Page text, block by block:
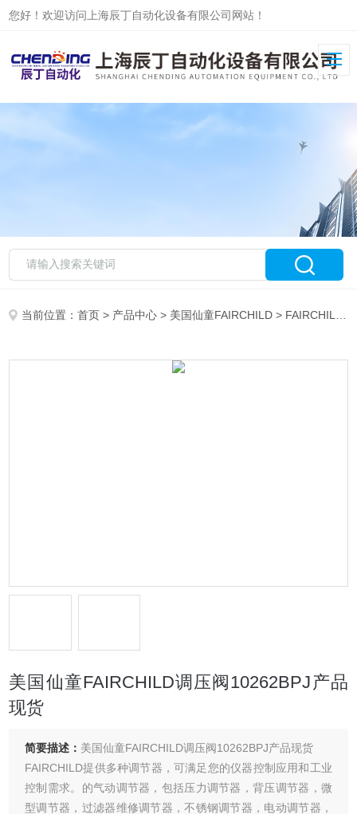
您好！欢迎访问上海辰丁自动化设备有限公司网站！
当前位置：首页 > 产品中心 > 美国仙童FAIRCHILD > FAIRCHILD调压阀
美国仙童FAIRCHILD调压阀10262BPJ产品
现货
简要描述： 美国仙童FAIRCHILD调压阀10262BPJ产品现货
FAIRCHILD提供多种调节器，可满足您的仪器控制应用和工业
控制需求。的气动调节器，包括压力调节器，背压调节器，微
型调节器，过滤器维修调节器，不锈钢调节器，电动调节器，